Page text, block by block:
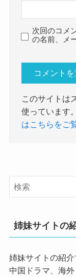
次回のコメ
の名前、メ
このサイトは
使っています。
はこちらをご
姉妹サイトの
姉妹サイトの紹介
中国ドラマ、海